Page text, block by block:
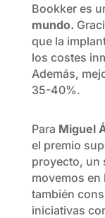
Bookker es
mundo.
que la
los costes
Además,
35-40%.
Para Miguel
el premio
proyecto, un
movemos en
también
iniciativas